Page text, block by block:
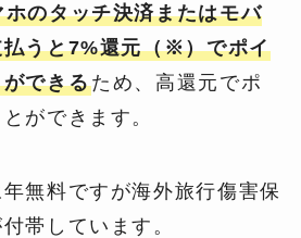
ホのタッチ決済またはモバ
払うと7%還元（※）でポイ
できるため、高還元でポ
ができます。
無料ですが海外旅行傷害保
帯しています。